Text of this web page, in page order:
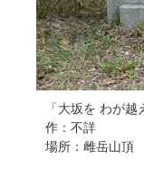
「大坂を わが
作：不詳
場所：雌岳山頂